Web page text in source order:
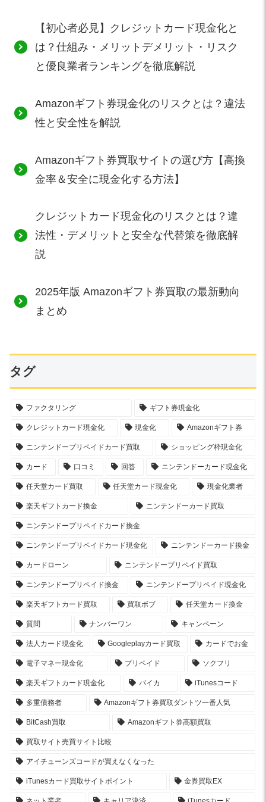
【初心者必見】クレジットカード現金化と
は？仕組み・メリットデメリット・リスク
と優良業者ランキングを徹底解説
Amazonギフト券現金化のリスクとは？違法
性と安全性を解説
Amazonギフト券買取サイトの選び方【高換
金率＆安全に現金化する方法】
クレジットカード現金化のリスクとは？違
法性・デメリットと安全な代替策を徹底解
説
2025年版 Amazonギフト券買取の最新動向
まとめ
タグ
ファクタリング ギフト券現金化
クレジットカード現金化 現金化 Amazonギフト券
ニンテンドープリペイドカード買取 ショッピング枠現金化
カード 口コミ 回答 ニンテンドーカード現金化
任天堂カード買取 任天堂カード現金化 現金化業者
楽天ギフトカード換金 ニンテンドーカード買取
ニンテンドープリペイドカード換金
ニンテンドープリペイドカード現金化 ニンテンドーカード換金
カードローン ニンテンドープリペイド買取
ニンテンドープリペイド換金 ニンテンドープリペイド現金化
楽天ギフトカード買取 買取ボブ 任天堂カード換金
質問 ナンバーワン キャンペーン
法人カード現金化 Googleplayカード買取 カードでお金
電子マネー現金化 プリペイド ソクフリ
楽天ギフトカード現金化 バイカ iTunesコード
多重債務者 Amazonギフト券買取ダントツ一番人気
BitCash買取 Amazonギフト券高額買取
買取サイト売買サイト比較
アイチューンズコードが買えなくなった
iTunesカード買取サイトポイント 金券買取EX